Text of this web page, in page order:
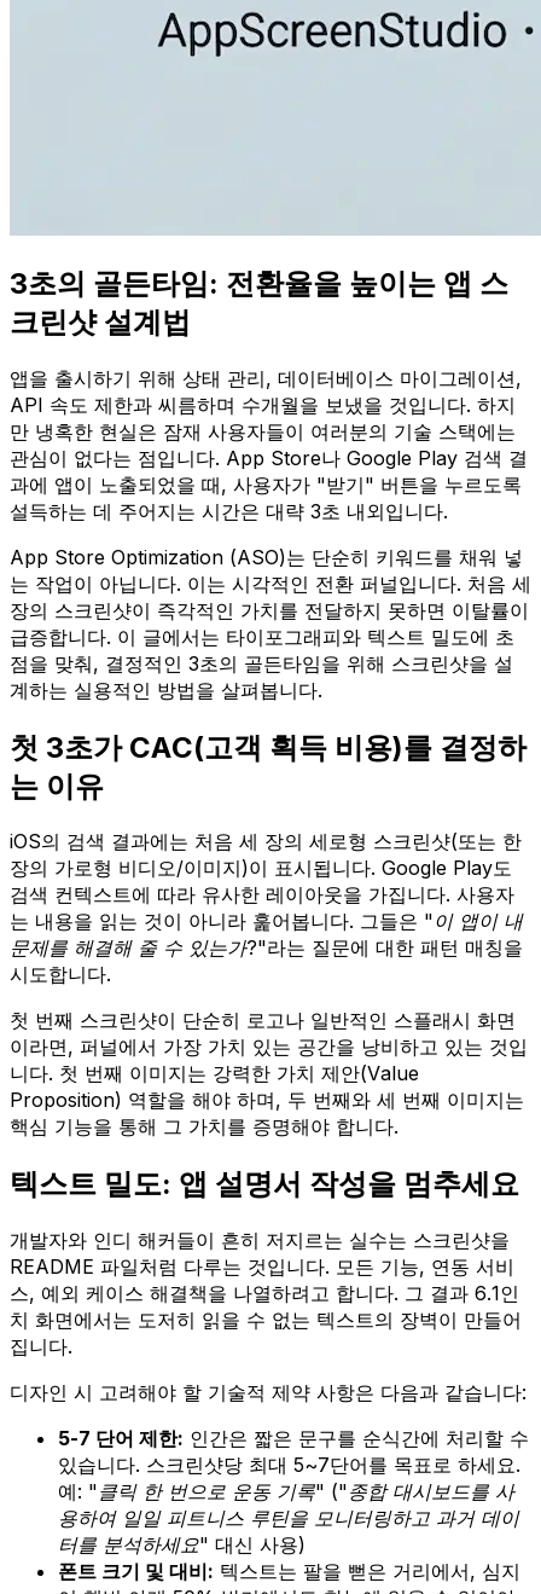
3초의 골든타임: 전환율을 높이는 앱 스
크린샷 설계법
앱을 출시하기 위해 상태 관리, 데이터베이스 마이그레이션,
API 속도 제한과 씨름하며 수개월을 보냈을 것입니다. 하지
만 냉혹한 현실은 잠재 사용자들이 여러분의 기술 스택에는
관심이 없다는 점입니다. App Store나 Google Play 검색 결
과에 앱이 노출되었을 때, 사용자가 "받기" 버튼을 누르도록
설득하는 데 주어지는 시간은 대략 3초 내외입니다.
App Store Optimization (ASO)는 단순히 키워드를 채워 넣
는 작업이 아닙니다. 이는 시각적인 전환 퍼널입니다. 처음 세
장의 스크린샷이 즉각적인 가치를 전달하지 못하면 이탈률이
급증합니다. 이 글에서는 타이포그래피와 텍스트 밀도에 초
점을 맞춰, 결정적인 3초의 골든타임을 위해 스크린샷을 설
계하는 실용적인 방법을 살펴봅니다.
첫 3초가 CAC(고객 획득 비용)를 결정하
는 이유
iOS의 검색 결과에는 처음 세 장의 세로형 스크린샷(또는 한
장의 가로형 비디오/이미지)이 표시됩니다. Google Play도
검색 컨텍스트에 따라 유사한 레이아웃을 가집니다. 사용자
는 내용을 읽는 것이 아니라 훑어봅니다. 그들은 "이 앱이 내
문제를 해결해 줄 수 있는가?"라는 질문에 대한 패턴 매칭을
시도합니다.
첫 번째 스크린샷이 단순히 로고나 일반적인 스플래시 화면
이라면, 퍼널에서 가장 가치 있는 공간을 낭비하고 있는 것입
니다. 첫 번째 이미지는 강력한 가치 제안(Value
Proposition) 역할을 해야 하며, 두 번째와 세 번째 이미지는
핵심 기능을 통해 그 가치를 증명해야 합니다.
텍스트 밀도: 앱 설명서 작성을 멈추세요
개발자와 인디 해커들이 흔히 저지르는 실수는 스크린샷을
README 파일처럼 다루는 것입니다. 모든 기능, 연동 서비
스, 예외 케이스 해결책을 나열하려고 합니다. 그 결과 6.1인
치 화면에서는 도저히 읽을 수 없는 텍스트의 장벽이 만들어
집니다.
디자인 시 고려해야 할 기술적 제약 사항은 다음과 같습니다:
5-7 단어 제한: 인간은 짧은 문구를 순식간에 처리할 수
있습니다. 스크린샷당 최대 5~7단어를 목표로 하세요.
예: "클릭 한 번으로 운동 기록" ("종합 대시보드를 사
용하여 일일 피트니스 루틴을 모니터링하고 과거 데이
터를 분석하세요" 대신 사용)
폰트 크기 및 대비: 텍스트는 팔을 뻗은 거리에서, 심지